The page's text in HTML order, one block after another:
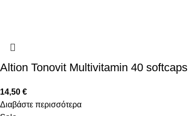
Altion Tonovit Multivitamin 40 softcaps
14,50 €
Διαβάστε περισσότερα